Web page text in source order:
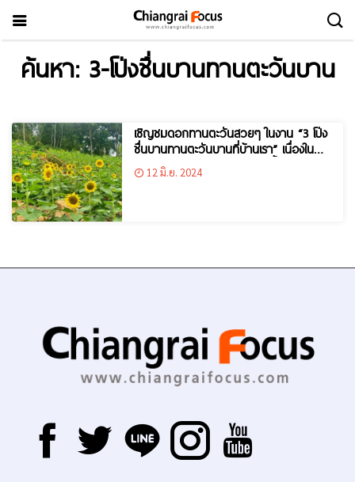
ค้นหา: 3-โป่งชื่นบานทานตะวันบาน
เชิญชมดอกทานตะวันสวยๆ ในงาน “3 โป่ง
ชื่นบานทานตะวันบานที่บ้านเรา” เนื่องในพิธี
จัดงาน “ฟังธรรมปลาช่อนขุนน้ำห้วยโป่ง”
12 มิ.ย. 2024